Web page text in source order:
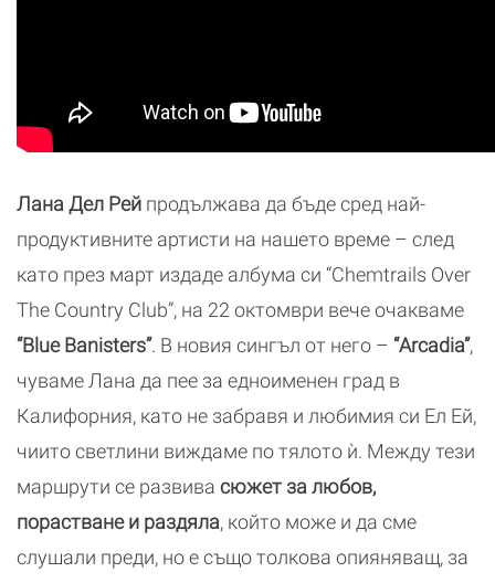
Лана Дел Рей продължава да бъде сред най-
продуктивните артисти на нашето време – след
като през март издаде албума си “Chemtrails Over
The Country Club”, на 22 октомври вече очакваме
“Blue Banisters”. В новия сингъл от него – “Arcadia”,
чуваме Лана да пее за едноименен град в
Калифорния, като не забравя и любимия си Ел Ей,
чиито светлини виждаме по тялото ѝ. Между тези
маршрути се развива сюжет за любов,
порастване и раздяла, който може и да сме
слушали преди, но е също толкова опияняващ, за